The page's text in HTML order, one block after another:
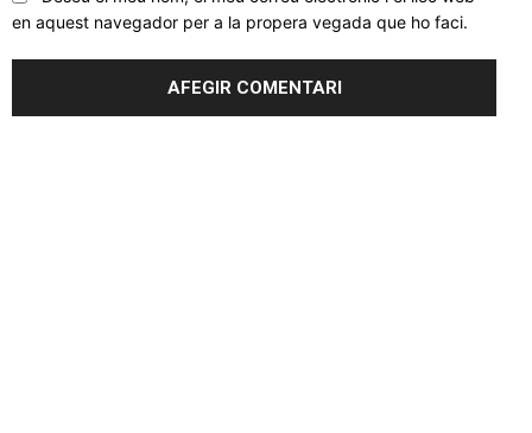
en aquest navegador per a la propera vegada que ho faci.